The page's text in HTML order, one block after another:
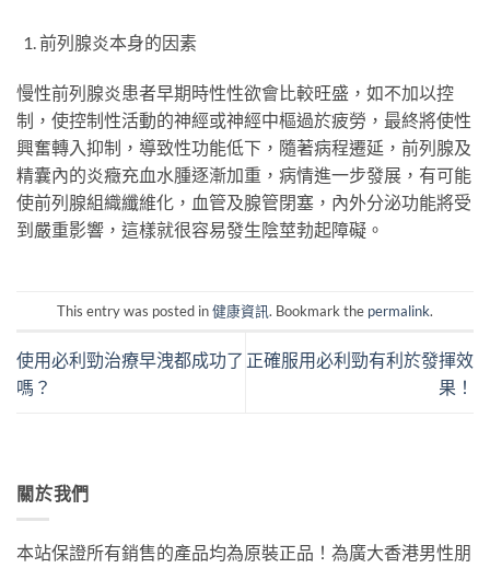
前列腺炎本身的因素
慢性前列腺炎患者早期時性性欲會比較旺盛，如不加以控
制，使控制性活動的神經或神經中樞過於疲勞，最終將使性
興奮轉入抑制，導致性功能低下，隨著病程遷延，前列腺及
精囊內的炎癥充血水腫逐漸加重，病情進一步發展，有可能
使前列腺組織纖維化，血管及腺管閉塞，內外分泌功能將受
到嚴重影響，這樣就很容易發生陰莖勃起障礙。
This entry was posted in健康資訊. Bookmark the permalink.
使用必利勁治療早洩都成功了
嗎？
正確服用必利勁有利於發揮效
果！
關於我們
本站保證所有銷售的產品均為原裝正品！為廣大香港男性朋